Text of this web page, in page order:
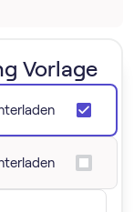
Vorlage